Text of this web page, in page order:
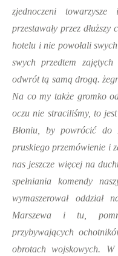
zjednoczeni
przestawały przez
hotelu i nie powołali
swych przedtem
odwrót tą samą drogą.
Na co my także gromko
oczu nie straciliśmy, to
Błoniu, by powrócić do
pruskiego przemówienie i
nas jeszcze więcej na
spełniania komendy
wymaszerował oddział
Marszewa i tu,
przybywających
obrotach wojskowych. W